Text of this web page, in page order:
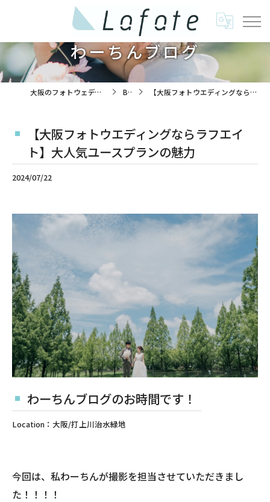
わーちんブログ
大阪のフォトウェディングは株式会社ラフエイト BLOG 【大阪フォトウエディングならラフエイト】大人気ユースプランの魅力
【大阪フォトウエディングならラフエイ
ト】大人気ユースプランの魅力
2024/07/22
わーちんブログのお時間です！
Location：大阪/打上川治水緑地
今回は、私わーちんが撮影を担当させていただきまし
た！！！！